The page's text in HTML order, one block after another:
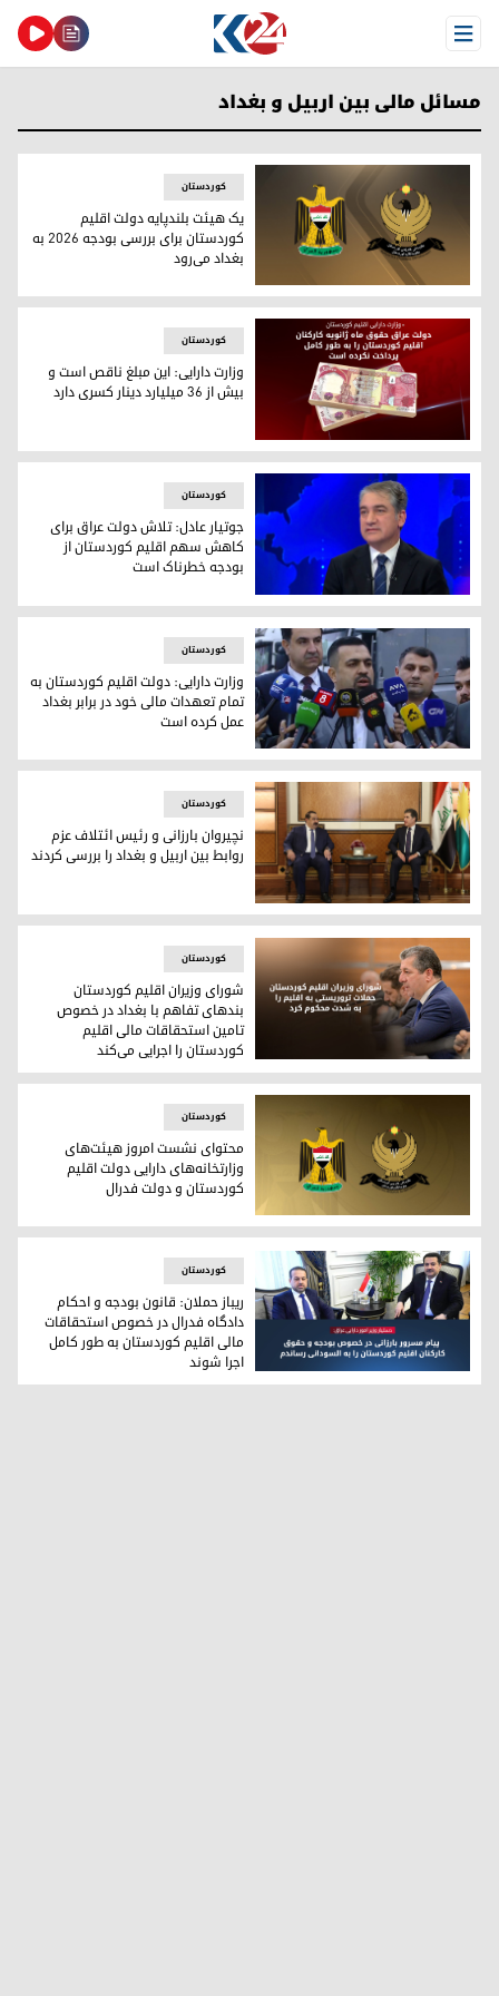
Open Menu
مسائل مالی بین اربیل و بغداد
یک هیئت بلندپایه دولت اقلیم کوردستان برای بررسی بودجه ۲۰۲۶ به بغداد می‌رود
کوردستان
یک هیئت بلندپایه دولت اقلیم
کوردستان برای بررسی بودجه ۲۰۲۶ به
بغداد می‌رود
وزارت دارایی: این مبلغ ناقص است و بیش از ۳۶ میلیارد دینار کسری دارد
کوردستان
وزارت دارایی: این مبلغ ناقص است و
بیش از ۳۶ میلیارد دینار کسری دارد
جوتیار عادل، رئیس اداره رسانه و اطلاع‌رسانی دولت اقلیم
کوردستان
جوتیار عادل: تلاش‌ دولت عراق برای
کاهش سهم اقلیم کوردستان از
بودجه خطرناک است
هنر جمال، سخنگوی وزارت دارایی و اقتصاد دولت اقلیم
کوردستان
وزارت دارایی: دولت اقلیم کوردستان به
تمام تعهدات مالی خود در برابر بغداد
عمل کرده است
نچیروان بارزانی و رئیس ائتلاف عزم روابط بین اربیل و بغداد را
کوردستان
نچیروان بارزانی و رئیس ائتلاف عزم
روابط بین اربیل و بغداد را بررسی کردند
شورای وزیران اقلیم کوردستان بندهای تفاهم‌ با بغداد در
کوردستان
شورای وزیران اقلیم کوردستان
بندهای تفاهم‌ با بغداد در خصوص
تامین استحقاقات مالی اقلیم
کوردستان را اجرایی می‌کند
نشان دولت اقلیم کوردستان و نشان دولت فدرال عراق
کوردستان
محتوای نشست امروز هیئت‌های
وزارتخانه‌های دارایی دولت اقلیم
کوردستان و دولت فدرال
محمد شیاع السودانی، نخست‌وزیر عراق و ریباز حملان، دستیار
کوردستان
ریباز حملان: قانون بودجه و احکام
دادگاه فدرال در خصوص استحقاقات
مالی اقلیم کوردستان به طور کامل
اجرا شوند